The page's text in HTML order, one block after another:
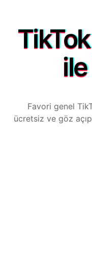
Favori genel
ücretsiz ve göz